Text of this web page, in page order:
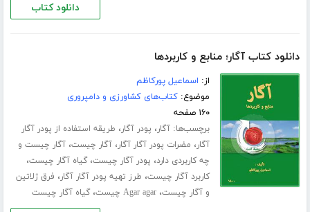
دانلود کتاب
دانلود کتاب آگار؛ منابع و کاربردها
از: اسماعیل پورکاظم
موضوع:کتاب‌های کشاورزی و دامپروری
۱۶۰ صفحه
برچسب‌ها:آگار، پودر آگار، طریقه استفاده از پودر آگار
آگار، مضرات پودر آگار آگار،آگار چیست،آگار چیست و
چه کاربردی دارد، پودر آگار چیست،گیاه آگار چیست،
کاربرد آگار چیست، طرز تهیه پودر آگار آگار، فرق ژلاتین
و آگار چیست،Agar agar چیست ،گیاه آگار چیست